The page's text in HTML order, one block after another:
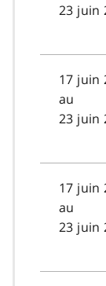
23 juin
17 juin
au
23 juin
17 juin
au
23 juin